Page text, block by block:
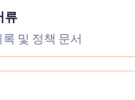
류
및 정책 문서